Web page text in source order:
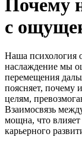
Почему
с
Наша психология
наслаждение мы
перемещения
поясняет, почему
целям,
Взаимосвязь
мощна, что
карьерного